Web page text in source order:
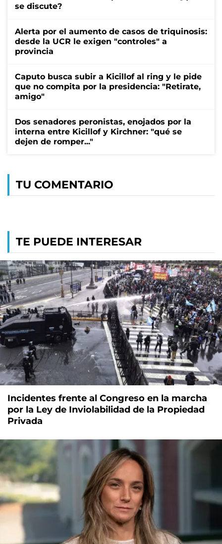
se discute?
Alerta por el aumento de casos de triquinosis:
desde la UCR le exigen "controles" a
provincia
Caputo busca subir a Kicillof al ring y le pide
que no compita por la presidencia: "Retirate,
amigo"
Dos senadores peronistas, enojados por la
interna entre Kicillof y Kirchner: "qué se
dejen de romper..."
TU COMENTARIO
TE PUEDE INTERESAR
Incidentes frente al Congreso en la marcha
por la Ley de Inviolabilidad de la Propiedad
Privada